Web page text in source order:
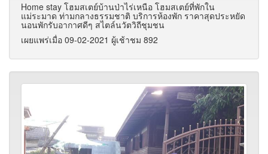
Home stay โฮมสเตย์บ้านป่าไร่เหนือ โฮมสเตย์ที่พักใน
แม่ระมาด ท่ามกลางธรรมชาติ บริการห้องพัก ราคาสุดประหยัด
นอนพักรับอากาศดีๆ สไตล์นวัตวิถีชุมชน
เผยแพร่เมื่อ 09-02-2021 ผู้เช้าชม 892